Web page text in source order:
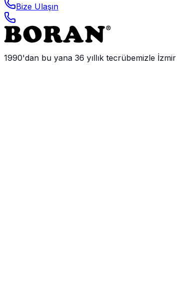
Bize Ulaşın
1990'dan bu yana 36 yıllık tecrübemizle